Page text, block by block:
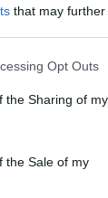
that may
app uses
usage
Google and its
specified
Opt Outs
the Sharing of my
the Sale of my
tartalmak